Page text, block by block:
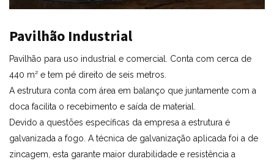
Pavilhão Industrial
Pavilhão para uso industrial e comercial. Conta com cerca de
440 m² e tem pé direito de seis metros.
A estrutura conta com área em balanço que juntamente com a
doca facilita o recebimento e saída de material.
Devido a questões específicas da empresa a estrutura é
galvanizada a fogo. A técnica de galvanização aplicada foi a de
zincagem, esta garante maior durabilidade e resistência a